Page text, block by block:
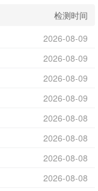
检测时间
2026-08-09
2026-08-09
2026-08-09
2026-08-09
2026-08-08
2026-08-08
2026-08-08
2026-08-08